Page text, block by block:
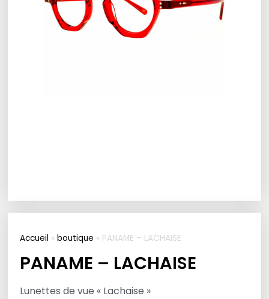
Accueil »boutique » PANAME – LACHAISE
PANAME – LACHAISE
Lunettes de vue « Lachaise »